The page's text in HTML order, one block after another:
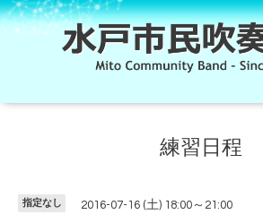
練習日程
指定なし 2016-07-16 (土) 18:00～21:00